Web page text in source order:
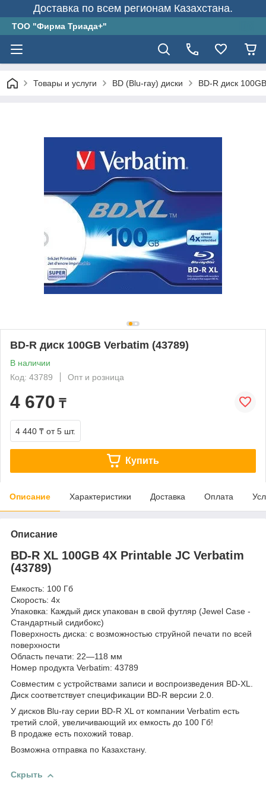
Доставка по всем регионам Казахстана.
ТОО "Фирма Триада+"
Товары и услуги BD (Blu-ray) диски BD-R диск
BD-R диск 100GB Verbatim (43789)
В наличии
Код: 43789
Опт и розница
4 670 ₸
4 440 ₸ от 5 шт.
Купить
Описание Характеристики Доставка Оплата
Описание
BD-R XL 100GB 4X Printable JC Verbatim
(43789)
Емкость: 100 Гб
Скорость: 4x
Упаковка: Каждый диск упакован в свой футляр (Jewel Case -
Стандартный сидибокс)
Поверхность диска: с возможностью струйной печати по всей
поверхности
Область печати: 22—118 мм
Номер продукта Verbatim: 43789
Совместим с устройствами записи и воспроизведения BD-XL.
Диск соответствует спецификации BD-R версии 2.0.
У дисков Blu-ray серии BD-R XL от компании Verbatim есть
третий слой, увеличивающий их емкость до 100 Гб!
В продаже есть похожий товар.
Возможна отправка по Казахстану.
Скрыть